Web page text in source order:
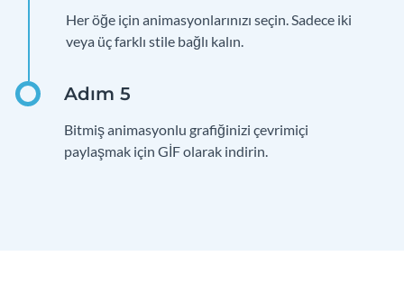
Her öğe için animasyonlarınızı seçin. Sadece iki
veya üç farklı stile bağlı kalın.
Bitmiş animasyonlu grafiğinizi çevrimiçi
paylaşmak için GİF olarak indirin.